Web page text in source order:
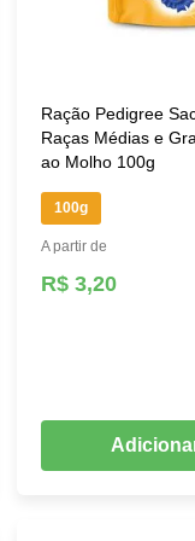
Ração Pedigree
Raças Médias e
ao Molho 100g
100g
A partir de
R$ 3,20